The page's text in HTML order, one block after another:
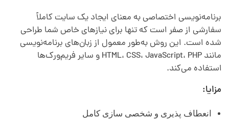
برنامه‌نویسی اختصاصی به معنای ایجاد یک سایت کاملاً
سفارشی از صفر است که تنها برای نیازهای خاص شما طراحی
شده است. این روش به‌طور معمول از زبان‌های برنامه‌نویسی
مانند HTML، CSS، JavaScript، PHP و سایر فریم‌ورک‌ها
استفاده می‌کند.
مزایا:
انعطاف پذیری و شخصی سازی کامل